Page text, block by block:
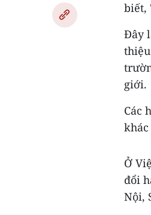
biết,
Đây
giới.
Các
Ở
đổi
Nội,